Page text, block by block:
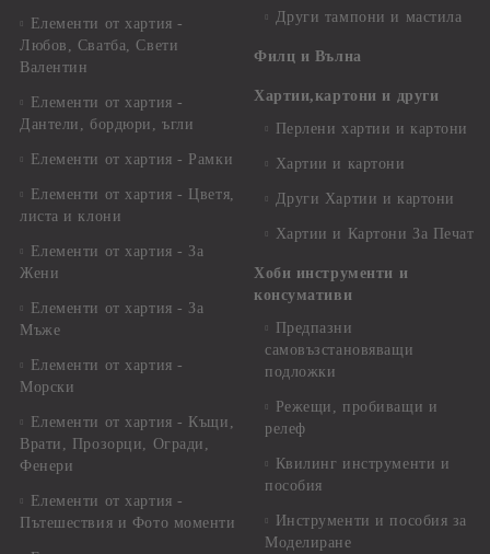
Елементи от хартия -
Любов, Сватба, Свети
Валентин
Елементи от хартия -
Дантели, бордюри, ъгли
Елементи от хартия - Рамки
Елементи от хартия - Цветя,
листа и клони
Елементи от хартия - За
Жени
Елементи от хартия - За
Мъже
Елементи от хартия -
Морски
Елементи от хартия - Къщи,
Врати, Прозорци, Огради,
Фенери
Елементи от хартия -
Пътешествия и Фото моменти
Други тампони и мастила
Филц и Вълна
Хартии,картони и други
Перлени хартии и картони
Хартии и картони
Други Хартии и картони
Хартии и Картони За Печат
Хоби инструменти и
консумативи
Предпазни
самовъзстановяващи
подложки
Режещи, пробиващи и
релеф
Квилинг инструменти и
пособия
Инструменти и пособия за
Моделиране